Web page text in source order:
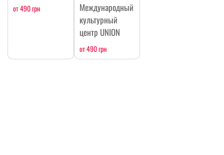
от 490 грн
Международный
культурный
центр UNION
от 490 грн